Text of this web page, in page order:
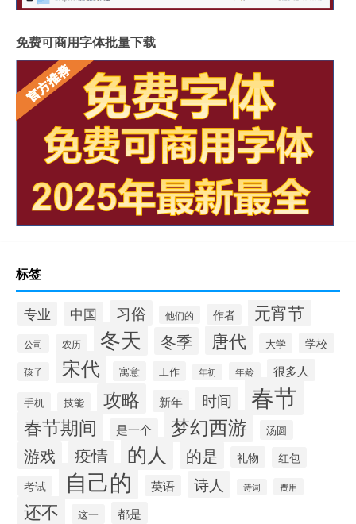
免费可商用字体批量下载
标签
专业 中国 习俗 他们的 作者 元宵节
公司 农历 冬天 冬季 唐代 大学 学校
孩子 宋代 寓意 工作 年初 年龄 很多人
手机 技能 攻略 新年 时间 春节
春节期间 是一个 梦幻西游 汤圆
游戏 疫情 的人 的是 礼物
红包
考试
自己的 英语 诗人 诗词 费用
还不 这一 都是